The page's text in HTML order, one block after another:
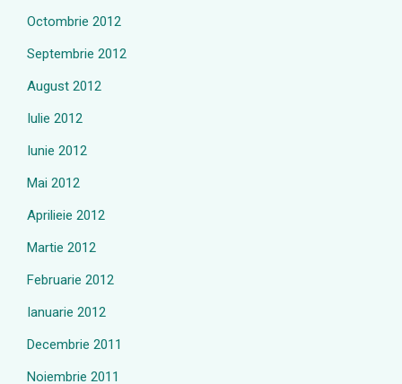
Octombrie 2012
Septembrie 2012
August 2012
Iulie 2012
Iunie 2012
Mai 2012
Aprilieie 2012
Martie 2012
Februarie 2012
Ianuarie 2012
Decembrie 2011
Noiembrie 2011